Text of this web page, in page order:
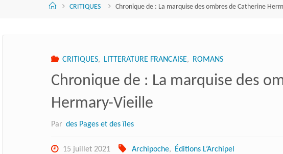
AccueilCRITIQUES Chronique de : La marquise des ombres de Catherine
CRITIQUES, LITTERATURE FRANCAISE, ROMANS
Chronique de : La marquise des
Hermary-Vieille
Par des Pages et des îles
15 juillet 2021 Archipoche, Éditions L’Archipel